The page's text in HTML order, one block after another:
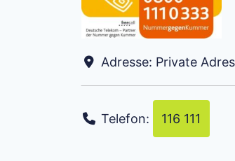
Adresse: Private
Telefon: 116 111